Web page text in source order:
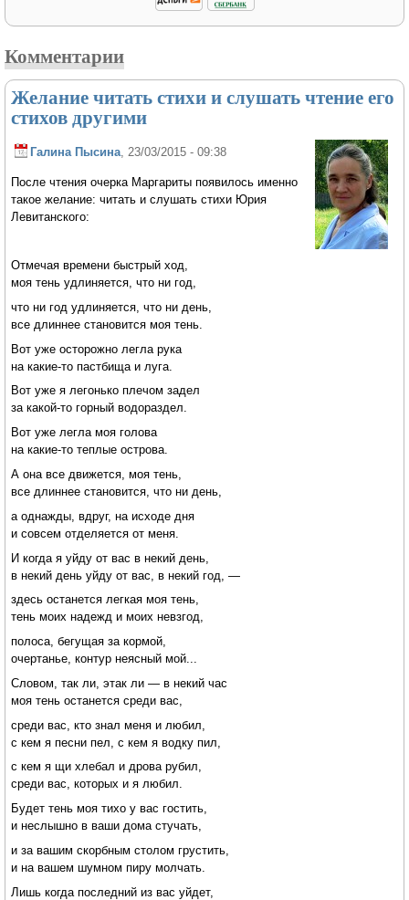
Комментарии
Желание читать стихи и слушать чтение его
стихов другими
Галина Пысина , 23/03/2015 - 09:38
После чтения очерка Маргариты появилось именно
такое желание: читать и слушать стихи Юрия
Левитанского:
Отмечая времени быстрый ход,
моя тень удлиняется, что ни год,
что ни год удлиняется, что ни день,
все длиннее становится моя тень.
Вот уже осторожно легла рука
на какие-то пастбища и луга.
Вот уже я легонько плечом задел
за какой-то горный водораздел.
Вот уже легла моя голова
на какие-то теплые острова.
А она все движется, моя тень,
все длиннее становится, что ни день,
а однажды, вдруг, на исходе дня
и совсем отделяется от меня.
И когда я уйду от вас в некий день,
в некий день уйду от вас, в некий год, —
здесь останется легкая моя тень,
тень моих надежд и моих невзгод,
полоса, бегущая за кормой,
очертанье, контур неясный мой...
Словом, так ли, этак ли — в некий час
моя тень останется среди вас,
среди вас, кто знал меня и любил,
с кем я песни пел, с кем я водку пил,
с кем я щи хлебал и дрова рубил,
среди вас, которых и я любил.
Будет тень моя тихо у вас гостить,
и неслышно в ваши дома стучать,
и за вашим скорбным столом грустить,
и на вашем шумном пиру молчать.
Лишь когда последний из вас уйдет,